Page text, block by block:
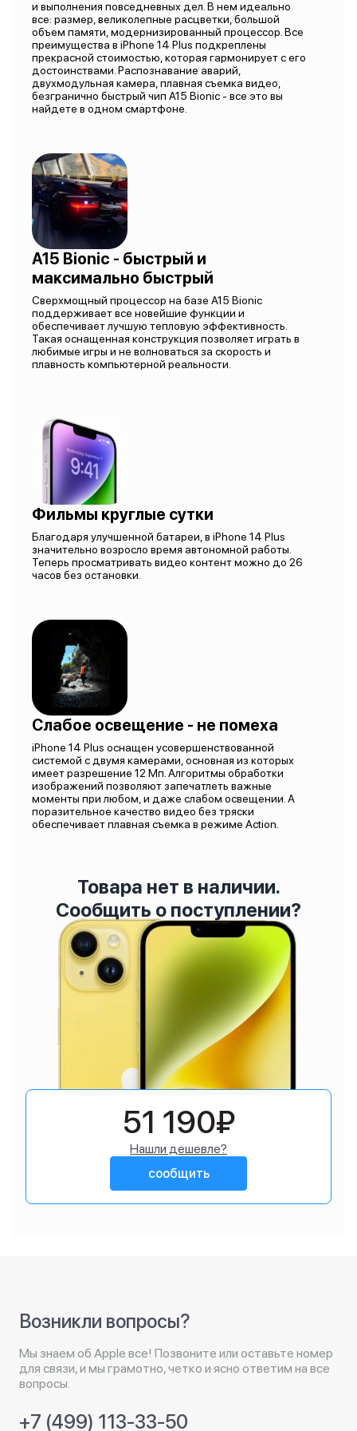
и выполнения повседневных дел. В нем идеально
все: размер, великолепные расцветки, большой
объем памяти, модернизированный процессор. Все
преимущества в iPhone 14 Plus подкреплены
прекрасной стоимостью, которая гармонирует с его
достоинствами. Распознавание аварий,
двухмодульная камера, плавная съемка видео,
безгранично быстрый чип A15 Bionic - все это вы
найдете в одном смартфоне.
A15 Bionic - быстрый и
максимально быстрый
Сверхмощный процессор на базе A15 Bionic
поддерживает все новейшие функции и
обеспечивает лучшую тепловую эффективность.
Такая оснащенная конструкция позволяет играть в
любимые игры и не волноваться за скорость и
плавность компьютерной реальности.
Фильмы круглые сутки
Благодаря улучшенной батареи, в iPhone 14 Plus
значительно возросло время автономной работы.
Теперь просматривать видео контент можно до 26
часов без остановки.
Слабое освещение - не помеха
iPhone 14 Plus оснащен усовершенствованной
системой с двумя камерами, основная из которых
имеет разрешение 12 Мп. Алгоритмы обработки
изображений позволяют запечатлеть важные
моменты при любом, и даже слабом освещении. А
поразительное качество видео без тряски
обеспечивает плавная съемка в режиме Action.
Товара нет в наличии.
Сообщить о поступлении?
51 190₽
Нашли дешевле?
сообщить
Возникли вопросы?
Мы знаем об Apple все! Позвоните или оставьте номер
для связи, и мы грамотно, четко и ясно ответим на все
вопросы.
+7 (499) 113-33-50